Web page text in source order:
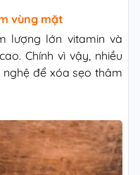
vùng mặt
lượng lớn vitamin và
Chính vì vậy, nhiều
để xóa sẹo thâm